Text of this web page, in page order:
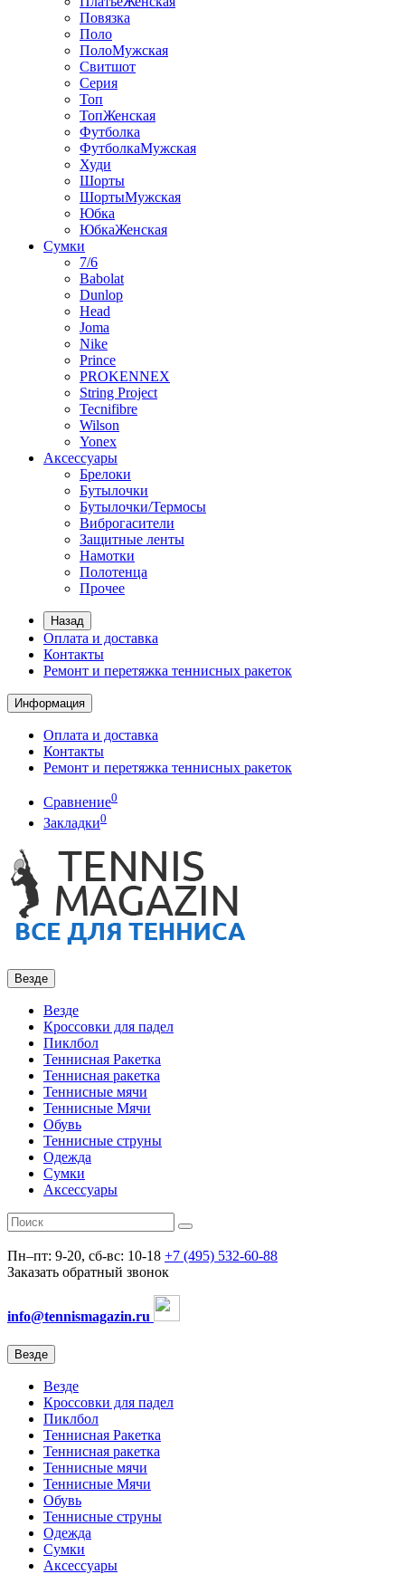
Повязка
Поло
ПолоМужская
Свитшот
Серия
Топ
ТопЖенская
Футболка
ФутболкаМужская
Худи
Шорты
ШортыМужская
Юбка
ЮбкаЖенская
Сумки
7/6
Babolat
Dunlop
Head
Joma
Nike
Prince
PROKENNEX
String Project
Tecnifibre
Wilson
Yonex
Аксессуары
Брелоки
Бутылочки
Бутылочки/Термосы
Виброгасители
Защитные ленты
Намотки
Полотенца
Прочее
Назад
Оплата и доставка
Контакты
Ремонт и перетяжка теннисных ракеток
Информация
Оплата и доставка
Контакты
Ремонт и перетяжка теннисных ракеток
Сравнение0
Закладки0
Везде
Везде
Кроссовки для падел
Пиклбол
Теннисная Ракетка
Теннисная ракетка
Теннисные мячи
Теннисные Мячи
Обувь
Теннисные струны
Одежда
Сумки
Аксессуары
Пн–пт: 9-20, сб-вс: 10-18 +7 (495) 532-60-88
Заказать обратный звонок
info@tennismagazin.ru
Везде
Везде
Кроссовки для падел
Пиклбол
Теннисная Ракетка
Теннисная ракетка
Теннисные мячи
Теннисные Мячи
Обувь
Теннисные струны
Одежда
Сумки
Аксессуары